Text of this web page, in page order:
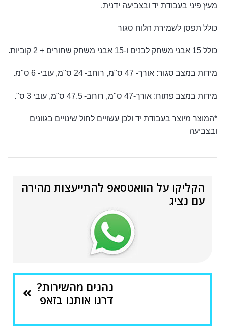
מעץ פיני בעבודת יד ובצביעה ידנית.
כולל תפסן לשמירת הלוח סגור
כולל 15 אבני משחק לבנים ו-15 אבני משחק שחורים + 2 קוביות.
מידות במצב סגור: אורך- 47 ס"מ, רוחב- 24 ס"מ, עובי- 6 ס"מ.
מידות במצב פתוח: אורך-47 ס"מ, רוחב- 47.5 ס"מ, עובי 3 ס".
*המוצר מיוצר בעבודת יד ולכן עשויים לחול שינויים בגוונים
ובצביעה
הקליקו על הוואטסאפ להתייעצות מהירה
עם נציג
נהנים מהשירות?
דרגו אותנו בזאפ